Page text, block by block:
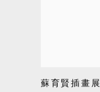
蘇育賢插畫展